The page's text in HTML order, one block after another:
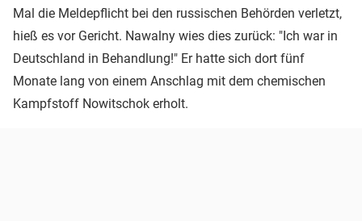
Mal die Meldepflicht bei den russischen Behörden verletzt,
hieß es vor Gericht. Nawalny wies dies zurück: "Ich war in
Deutschland in Behandlung!" Er hatte sich dort fünf
Monate lang von einem Anschlag mit dem chemischen
Kampfstoff Nowitschok erholt.